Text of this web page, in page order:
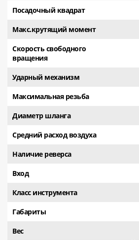
Посадочный квадрат
Макс.крутящий момент
Скорость свободного
вращения
Ударный механизм
Максимальная резьба
Диаметр шланга
Средний расход воздуха
Наличие реверса
Вход
Класс инструмента
Габариты
Вес